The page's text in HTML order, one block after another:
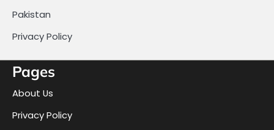
Pakistan
Privacy Policy
Pages
About Us
Privacy Policy